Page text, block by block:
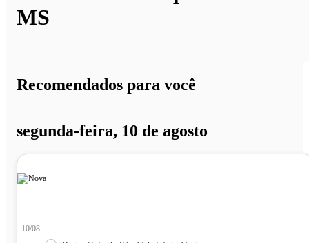
MS
Recomendados para você
segunda-feira, 10 de agosto
10/08